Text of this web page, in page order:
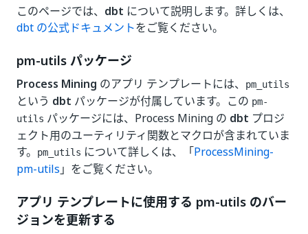
このページでは、 dbt について説明します。詳しくは、
dbt の公式ドキュメントをご覧ください。
pm-utils パッケージ
Process Mining のアプリ テンプレートには、 pm_utils
という dbt パッケージが付属しています。この pm-
utils パッケージには、Process Mining の dbt プロジ
ェクト用のユーティリティ関数とマクロが含まれていま
す。
pm_utils について詳しくは、「ProcessMining-
pm-utils 」をご覧ください。
アプリ テンプレートに使用する pm-utils のバー
ジョンを更新する